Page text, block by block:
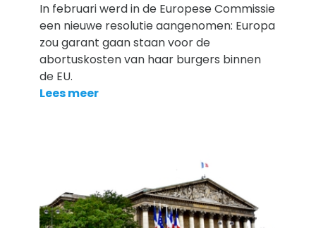
In februari werd in de Europese Commissie
een nieuwe resolutie aangenomen: Europa
zou garant gaan staan voor de
abortuskosten van haar burgers binnen
de EU.
Lees meer